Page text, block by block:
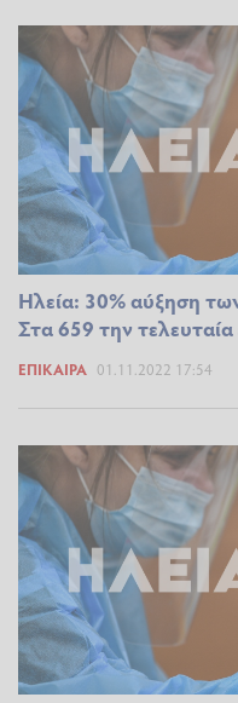
Ηλεία: 30% αύξηση
Στα 659 την
ΕΠΊΚΑΙΡΑ 01.11.2022 17:54